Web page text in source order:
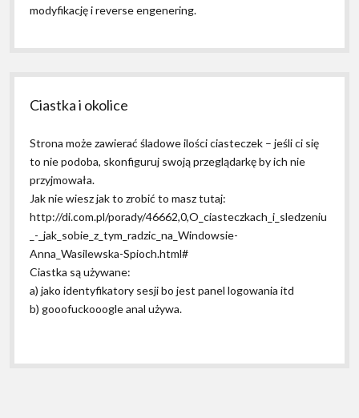
modyfikację i reverse engenering.
Ciastka i okolice
Strona może zawierać śladowe ilości ciasteczek – jeśli ci się
to nie podoba, skonfiguruj swoją przeglądarkę by ich nie
przyjmowała.
Jak nie wiesz jak to zrobić to masz tutaj:
http://di.com.pl/porady/46662,0,O_ciasteczkach_i_sledzeniu
_-_jak_sobie_z_tym_radzic_na_Windowsie-
Anna_Wasilewska-Spioch.html#
Ciastka są używane:
a) jako identyfikatory sesji bo jest panel logowania itd
b) gooofuckooogle anal używa.